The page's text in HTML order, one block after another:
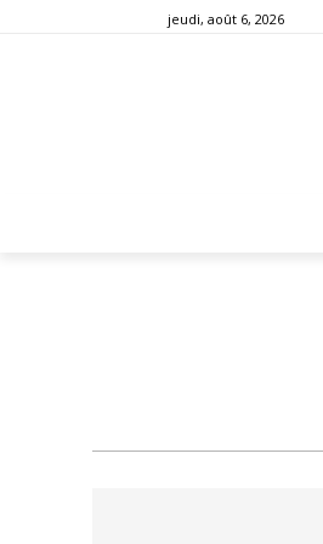
jeudi, août 6, 2026